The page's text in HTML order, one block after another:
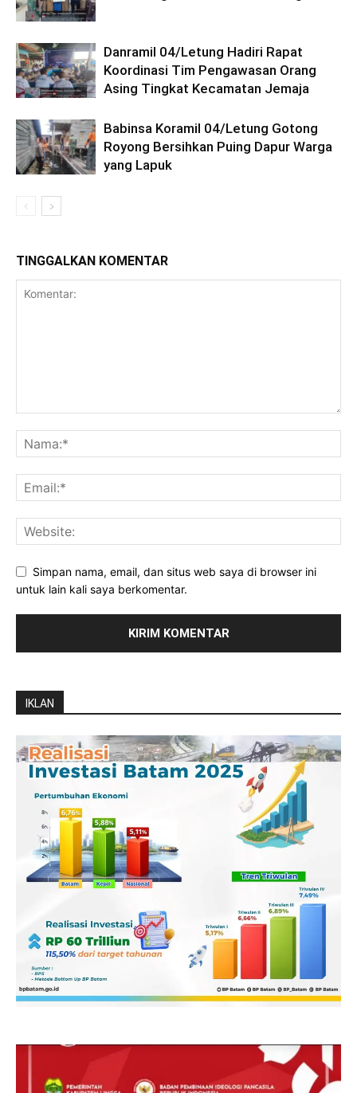
Danramil 04/Letung Hadiri Rapat
Koordinasi Tim Pengawasan Orang
Asing Tingkat Kecamatan Jemaja
Babinsa Koramil 04/Letung Gotong
Royong Bersihkan Puing Dapur Warga
yang Lapuk
TINGGALKAN KOMENTAR
Simpan nama, email, dan situs web saya di browser ini
untuk lain kali saya berkomentar.
IKLAN